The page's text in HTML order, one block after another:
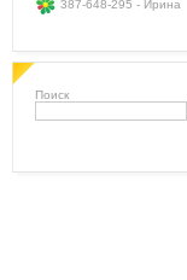
387-648-295 - Ирина
Поиск